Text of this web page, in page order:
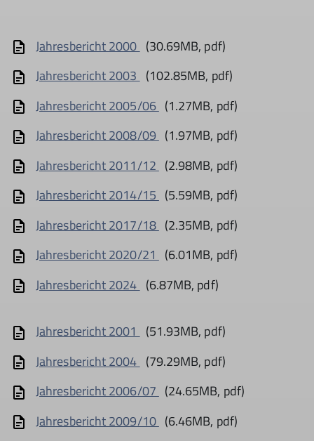
Jahresbericht 2000 (30.69MB, pdf)
Jahresbericht 2003 (102.85MB, pdf)
Jahresbericht 2005/06 (1.27MB, pdf)
Jahresbericht 2008/09 (1.97MB, pdf)
Jahresbericht 2011/12 (2.98MB, pdf)
Jahresbericht 2014/15 (5.59MB, pdf)
Jahresbericht 2017/18 (2.35MB, pdf)
Jahresbericht 2020/21 (6.01MB, pdf)
Jahresbericht 2024 (6.87MB, pdf)
Jahresbericht 2001
(51.93MB, pdf)
Jahresbericht 2004 (79.29MB, pdf)
Jahresbericht 2006/07 (24.65MB, pdf)
Jahresbericht 2009/10 (6.46MB, pdf)